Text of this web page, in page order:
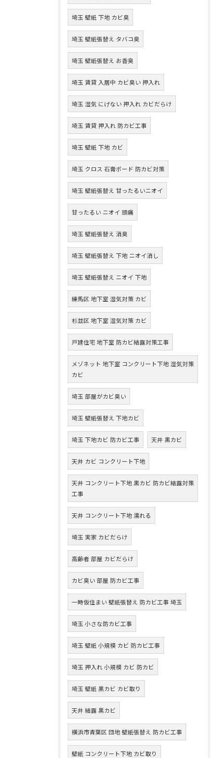
埼玉 壁紙 下地 カビ臭
埼玉 壁紙張替え タバコ臭
埼玉 壁紙張替え お香臭
埼玉 賃貸 入居中 カビ臭い 押入れ
埼玉 湿気 にげない 押入れ カビだらけ
埼玉 賃貸 押入れ 防カビ工事
埼玉 壁紙 下地 カビ
埼玉 クロス 石膏ボード 防カビ対策
埼玉 壁紙張替え 甘ったるいニオイ
甘ったるい ニオイ 頭痛
埼玉 壁紙張替え 消臭
埼玉 壁紙張替え 下地 ニオイ消し
埼玉 壁紙張替え ニオイ 下地
練馬区 地下室 湿気対策 カビ
杉並区 地下室 湿気対策 カビ
戸建住宅 地下室 防カビ結露対策工事
メゾネット 地下室 コンクリート下地 湿気対策
カビ
埼玉 部屋がカビ臭い
埼玉 壁紙張替え 下地カビ
埼玉 下地カビ 防カビ工事 天井 黒カビ
天井 カビ コンクリート下地
天井 コンクリート下地 黒カビ 防カビ結露対策
工事
天井 コンクリート下地 濡れる
埼玉 実家 カビだらけ
高齢者 部屋 カビだらけ
カビ臭い 部屋 防カビ工事
一時仮住まい 壁紙張替え 防カビ工事 埼玉
埼玉 小さな防カビ工事
埼玉 壁紙 小規模 カビ 防カビ工事
埼玉 押入れ 小規模 カビ 防カビ
埼玉 壁紙 黒カビ カビ取り
天井 結露 黒カビ
横浜市青葉区 団地 壁紙張替え 防カビ工事
壁紙 コンクリート下地 カビ取り